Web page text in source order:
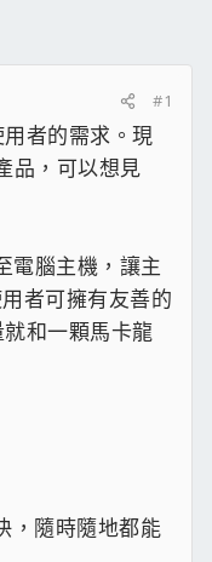
#1
者的需求。現
品，可以想見
電腦主機，讓主
者可擁有友善的
和一顆馬卡龍
，隨時隨地都能